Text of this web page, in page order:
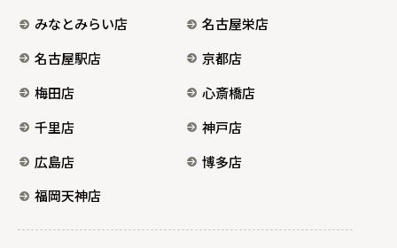
みなとみらい店
名古屋栄店
名古屋駅店
京都店
梅田店
心斎橋店
千里店
神戸店
広島店
博多店
福岡天神店